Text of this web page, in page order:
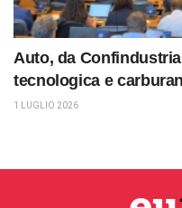
Auto, da
tecnologica e
1 LUGLIO 2026